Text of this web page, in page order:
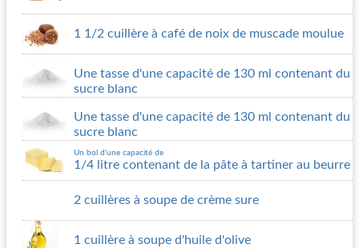
1 1/2 cuillère à café de noix de muscade moulue
Une tasse d'une capacité de 130 ml contenant du
sucre blanc
Une tasse d'une capacité de 130 ml contenant du
sucre blanc
Un bol d'une capacité de
1/4 litre contenant de la pâte à tartiner au beurre
2 cuillères à soupe de crème sure
1 cuillère à soupe d'huile d'olive